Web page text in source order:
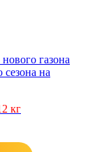
газона
сезона на
кг